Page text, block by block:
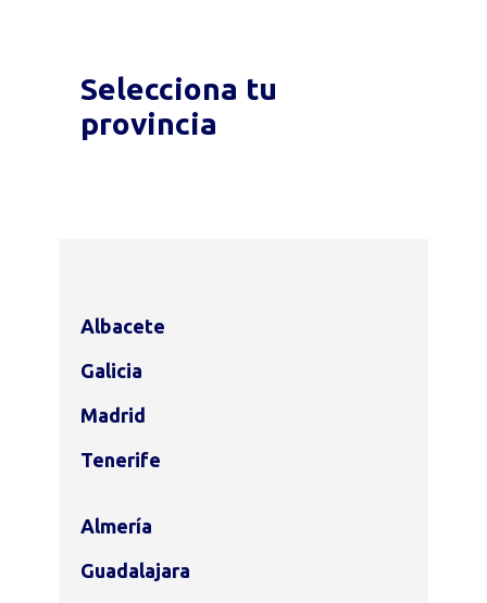
Selecciona tu
provincia
Albacete
Galicia
Madrid
Tenerife
Almería
Guadalajara